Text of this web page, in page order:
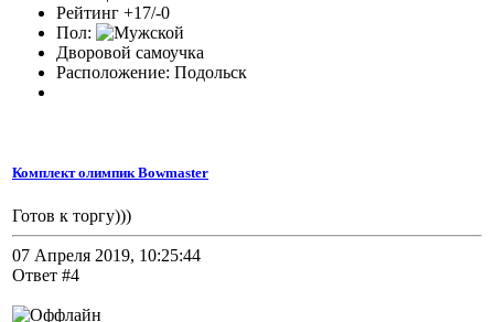
Рейтинг +17/-0
Пол:
Дворовой самоучка
Расположение: Подольск
Комплект олимпик Bowmaster
Готов к торгу)))
07 Апреля 2019, 10:25:44
Ответ #4